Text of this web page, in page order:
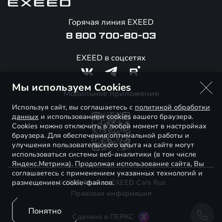
Калькулятор обмена / Trade-in
Специальные предложения
Корпоративным клиентам
Официальные дилеры
Гарантия EXEED
Помощь на дорогах
Знаковые клиенты EXEED
Контакты
Горячая линия EXEED
8 800 700-80-03
EXEED в соцсетях
Мобильное приложение
© 2026 Филиал EXEED Cars Rus
Правовая информация
Сделано в ПЕРКС
Мы используем Cookies
Используя сайт, вы соглашаетесь с политикой обработки
данных и использованием cookies вашего браузера.
Cookies можно отключить в любой момент в настройках
браузера. Для обеспечения оптимальной работы и
улучшения пользовательского опыта на сайте могут
использоваться системы веб-аналитики (в том числе
Яндекс.Метрика). Продолжая использование сайта, Вы
соглашаетесь с применением указанных технологий и
размещением cookie-файлов.
Понятно